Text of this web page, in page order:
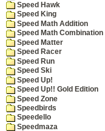
Speed Hawk
Speed King
Speed Math Addition
Speed Math Combination
Speed Matter
Speed Racer
Speed Run
Speed Ski
Speed Up!
Speed Up!! Gold Edition
Speed Zone
Speedbirds
Speedello
Speedmaza